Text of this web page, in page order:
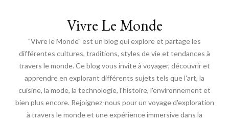
Vivre Le Monde
"Vivre le Monde" est un blog qui explore et partage les
différentes cultures, traditions, styles de vie et tendances à
travers le monde. Ce blog vous invite à voyager, découvrir et
apprendre en explorant différents sujets tels que l'art, la
cuisine, la mode, la technologie, l'histoire, l'environnement et
bien plus encore. Rejoignez-nous pour un voyage d'exploration
à travers le monde et une expérience immersive dans la